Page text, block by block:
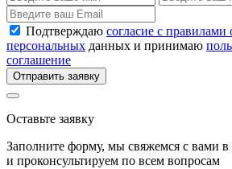
Подтверждаю согласие с правилами
персональных данных и принимаю
соглашение
Отправить заявку
Оставьте заявку
Заполните форму, мы свяжемся с вами в
и проконсультируем по всем вопросам